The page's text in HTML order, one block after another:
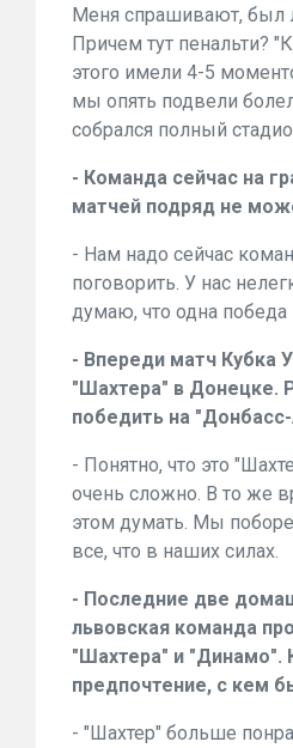
Меня спрашивают, был
Причем тут пенальти?
этого имели 4-5
мы опять подвели
собрался полный
- Команда сейчас на
матчей подряд не
- Нам надо сейчас
поговорить. У нас
думаю, что одна победа
- Впереди матч Кубка
"Шахтера" в Донецке.
победить на
- Понятно, что это
очень сложно. В то же
этом думать. Мы
все, что в наших силах.
- Последние две
львовская команда
"Шахтера" и "Динамо".
предпочтение, с кем
- "Шахтер" больше